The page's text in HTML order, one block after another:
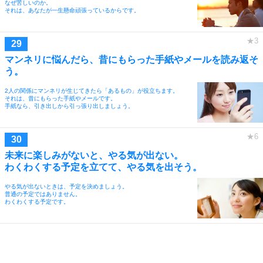
なぜ苦しいのか。
それは、あなたが一生懸命頑張っているからです。
マンネリに悩んだら、昔にもらった手紙やメールを読み返そ
う。
2人の関係にマンネリが生じてきたら「あるもの」が役立ちます。
それは、昔にもらった手紙やメールです。
手紙なら、引き出しから引っ張り出しましょう。
未来に楽しみがないと、やる気が出ない。
わくわくする予定を立てて、やる気を出そう。
やる気が出ないときは、予定を決めましょう。
普通の予定ではありません。
わくわくする予定です。